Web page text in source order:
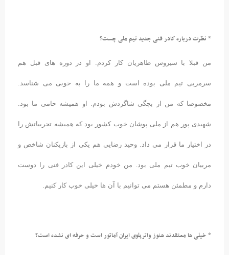
* نظرت درباره کادر فنی جدید تیم ملی چست؟
من قبلا با سیروس طاهریان کار کردم. او در دوره های قبل هم
سرمربی تیم ملی بوده است و همه ما را به خوبی می شناسد.
مخصوصا که من از بچگی شاگردش بودم. او همیشه حامی ما بود.
شهیدی پور هم از ملی پوشان خوب کشور بود که همیشه تجربیاتش را
در اختیار ما قرار می داد. وحید رضایی هم یکی از بازیکنان شاخص و
مربیان خوب تیم ملی بود. من خودم خیلی این کادر فنی را دوست
دارم و مطمئن هستم می توانیم با آن ها خیلی خوب کار کنیم.
* خیلی ها معتقدند هنوز واترپلوی ایران آماتور است و حرفه ای نشده است؟